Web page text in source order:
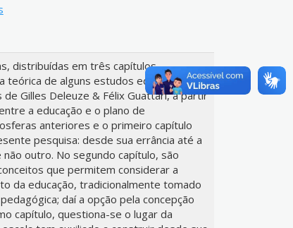
distribuídas em três capítulos,
de alguns estudos educacionais
Gilles Deleuze & Félix Guattari, a partir
a educação e o plano de
anteriores e o primeiro capítulo
pesquisa: desde sua errância até a
outro. No segundo capítulo, são
que permitem considerar a
da educação, tradicionalmente tomado
daí a opção pela concepção
capítulo, questiona-se o lugar da